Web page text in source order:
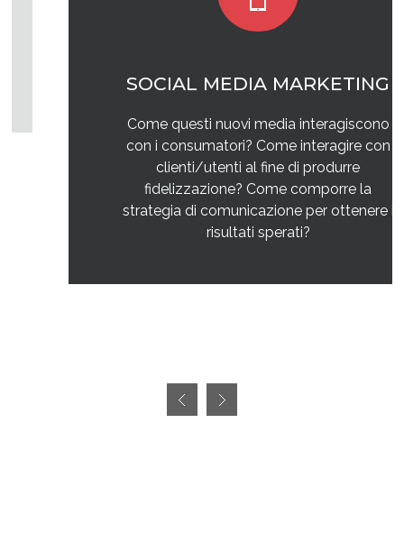
SOCIAL MEDIA MARKETING
Come questi nuovi media interagiscono
con i consumatori? Come interagire con
clienti/utenti al fine di produrre
fidelizzazione? Come comporre la
strategia di comunicazione per ottenere i
risultati sperati?